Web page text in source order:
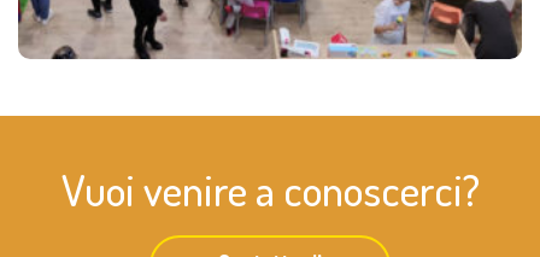
Vuoi venire a conoscerci?